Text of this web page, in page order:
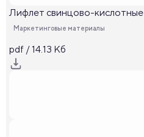
Лифлет свинцово-кислотные
Маркетинговые материалы
pdf / 14.13 Кб